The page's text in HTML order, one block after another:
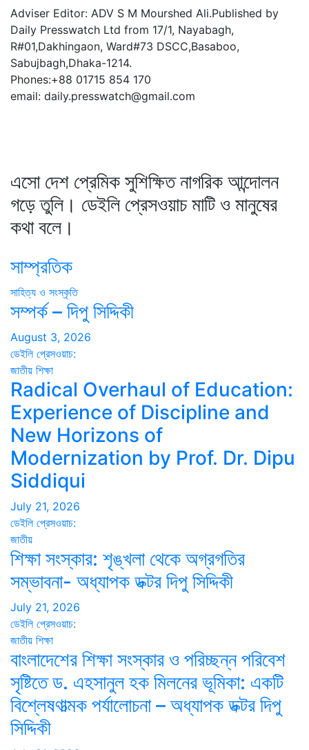
Adviser Editor: ADV S M Mourshed Ali.Published by
Daily Presswatch Ltd from 17/1, Nayabagh,
R#01,Dakhingaon, Ward#73 DSCC,Basaboo,
Sabujbagh,Dhaka-1214.
Phones:+88 01715 854 170
email: daily.presswatch@gmail.com
এসো দেশ প্রেমিক সুশিক্ষিত নাগরিক আন্দোলন
গড়ে তুলি। ডেইলি প্রেসওয়াচ মাটি ও মানুষের
কথা বলে।
সাম্প্রতিক
সাহিত্য ও সংস্কৃতি
সম্পর্ক – দিপু সিদ্দিকী
August 3, 2026
ডেইলি প্রেসওয়াচ:
জাতীয় শিক্ষা
Radical Overhaul of Education:
Experience of Discipline and
New Horizons of
Modernization by Prof. Dr. Dipu
Siddiqui
July 21, 2026
ডেইলি প্রেসওয়াচ:
জাতীয়
শিক্ষা সংস্কার: শৃঙ্খলা থেকে অগ্রগতির
সম্ভাবনা- অধ্যাপক ডক্টর দিপু সিদ্দিকী
July 21, 2026
ডেইলি প্রেসওয়াচ:
জাতীয় শিক্ষা
বাংলাদেশের শিক্ষা সংস্কার ও পরিচ্ছন্ন পরিবেশ
সৃষ্টিতে ড. এহসানুল হক মিলনের ভূমিকা: একটি
বিশ্লেষণাত্মক পর্যালোচনা – অধ্যাপক ডক্টর দিপু
সিদ্দিকী